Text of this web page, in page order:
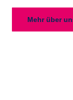
Mehr über